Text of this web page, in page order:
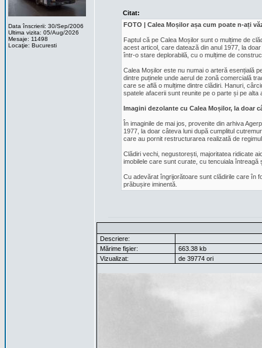
Data înscrierii: 30/Sep/2006
Ultima vizita: 05/Aug/2026
Mesaje: 11498
Locaţie: Bucuresti
Citat:
FOTO | Calea Moșilor așa cum poate n-ați
Faptul că pe Calea Moșilor sunt o mulțime de
acest articol, care datează din anul 1977, la
într-o stare deplorabilă, cu o mulțime de
Calea Moșilor este nu numai o arteră esențială
dintre puținele unde aerul de zonă comercială
care se află o mulțime dintre clădiri. Hanuri,
spatele afacerii sunt reunite pe o parte și pe alta
Imagini dezolante cu Calea Moșilor, la doar
În imaginile de mai jos, provenite din arhiva
1977, la doar câteva luni după cumplitul
care au pornit restructurarea realizată de
Clădiri vechi, negustorești, majoritatea ridicate
imobilele care sunt curate, cu tencuiala
Cu adevărat îngrijorătoare sunt clădirile care în
prăbușire iminentă.
Descriere:
Mărime fişier:
663.38 kb
Vizualizat:
de 39774 ori